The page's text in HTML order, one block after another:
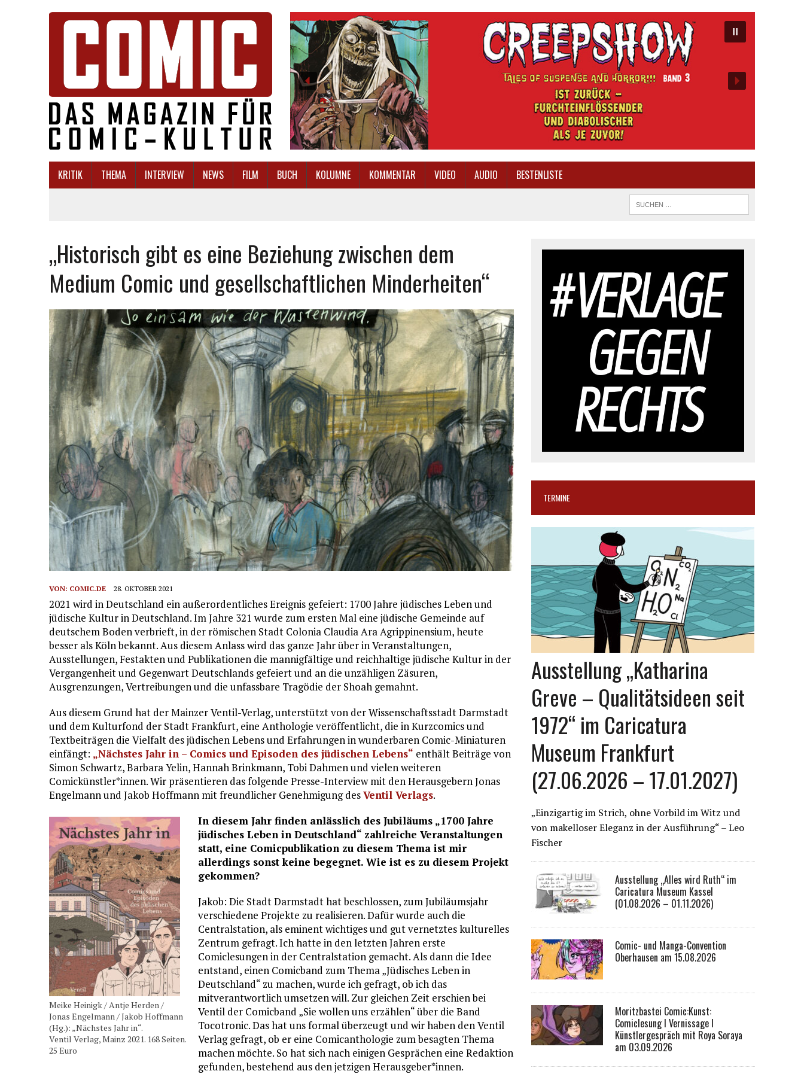
KRITIK THEMA INTERVIEW NEWS FILM BUCH KOLUMNE KOMMENTAR VIDEO AUDIO BESTENLISTE
„Historisch gibt es eine Beziehung zwischen dem
Medium Comic und gesellschaftlichen Minderheiten“
VON: COMIC.DE 28. OKTOBER 2021
2021 wird in Deutschland ein außerordentliches Ereignis gefeiert: 1700 Jahre jüdisches Leben und
jüdische Kultur in Deutschland. Im Jahre 321 wurde zum ersten Mal eine jüdische Gemeinde auf
deutschem Boden verbrieft, in der römischen Stadt Colonia Claudia Ara Agrippinensium, heute
besser als Köln bekannt. Aus diesem Anlass wird das ganze Jahr über in Veranstaltungen,
Ausstellungen, Festakten und Publikationen die mannigfältige und reichhaltige jüdische Kultur in der
Vergangenheit und Gegenwart Deutschlands gefeiert und an die unzähligen Zäsuren,
Ausgrenzungen, Vertreibungen und die unfassbare Tragödie der Shoah gemahnt.
Aus diesem Grund hat der Mainzer Ventil-Verlag, unterstützt von der Wissenschaftsstadt Darmstadt
und dem Kulturfond der Stadt Frankfurt, eine Anthologie veröffentlicht, die in Kurzcomics und
Textbeiträgen die Vielfalt des jüdischen Lebens und Erfahrungen in wunderbaren Comic-Miniaturen
einfängt: „Nächstes Jahr in – Comics und Episoden des jüdischen Lebens“ enthält Beiträge von
Simon Schwartz, Barbara Yelin, Hannah Brinkmann, Tobi Dahmen und vielen weiteren
Comickünstler*innen. Wir präsentieren das folgende Presse-Interview mit den Herausgebern Jonas
Engelmann und Jakob Hoffmann mit freundlicher Genehmigung desVentil Verlags.
Meike Heinigk / Antje Herden /
Jonas Engelmann / Jakob Hoffmann
(Hg.): „Nächstes Jahr in“.
Ventil Verlag, Mainz 2021. 168 Seiten.
25 Euro
In diesem Jahr finden anlässlich des Jubiläums „1700 Jahre
jüdisches Leben in Deutschland“ zahlreiche Veranstaltungen
statt, eine Comicpublikation zu diesem Thema ist mir
allerdings sonst keine begegnet. Wie ist es zu diesem Projekt
gekommen?
Jakob: Die Stadt Darmstadt hat beschlossen, zum Jubiläumsjahr
verschiedene Projekte zu realisieren. Dafür wurde auch die
Centralstation, als eminent wichtiges und gut vernetztes kulturelles
Zentrum gefragt. Ich hatte in den letzten Jahren erste
Comiclesungen in der Centralstation gemacht. Als dann die Idee
entstand, einen Comicband zum Thema „Jüdisches Leben in
Deutschland“ zu machen, wurde ich gefragt, ob ich das
mitverantwortlich umsetzen will. Zur gleichen Zeit erschien bei
Ventil der Comicband „Sie wollen uns erzählen“ über die Band
Tocotronic. Das hat uns formal überzeugt und wir haben den Ventil
Verlag gefragt, ob er eine Comicanthologie zum besagten Thema
machen möchte. So hat sich nach einigen Gesprächen eine Redaktion
gefunden, bestehend aus den jetzigen Herausgeber*innen.
TERMINE
Ausstellung „Katharina
Greve – Qualitätsideen seit
1972“ im Caricatura
Museum Frankfurt
(27.06.2026 – 17.01.2027)
„Einzigartig im Strich, ohne Vorbild im Witz und
von makelloser Eleganz in der Ausführung“ – Leo
Fischer
Ausstellung „Alles wird Ruth“ im
Caricatura Museum Kassel
(01.08.2026 – 01.11.2026)
Comic- und Manga-Convention
Oberhausen am 15.08.2026
Moritzbastei Comic:Kunst:
Comiclesung I Vernissage I
Künstlergespräch mit Roya Soraya
am 03.09.2026